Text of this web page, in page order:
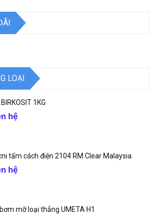
LOẠI
1KG
hệ
tấm cách điện 2104 RM Clear Malaysia
hệ
mỡ loại thẳng UMETA H1